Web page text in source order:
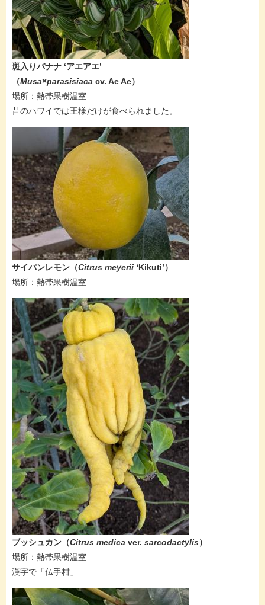
​​​​斑入りバナナ ‘アエアエ’
（Musa×parasisiaca cv. Ae Ae​）
場所：熱帯果樹温室
昔のハワイでは王様だけが食べられました。
サイパンレモン （Citrus meyerii ‘Kikuti’）
場所：熱帯果樹温室
​​​​ブッシュカン （Citrus medica ver. sarcodactylis）
場所：熱帯果樹温室
漢字で「仏手柑」